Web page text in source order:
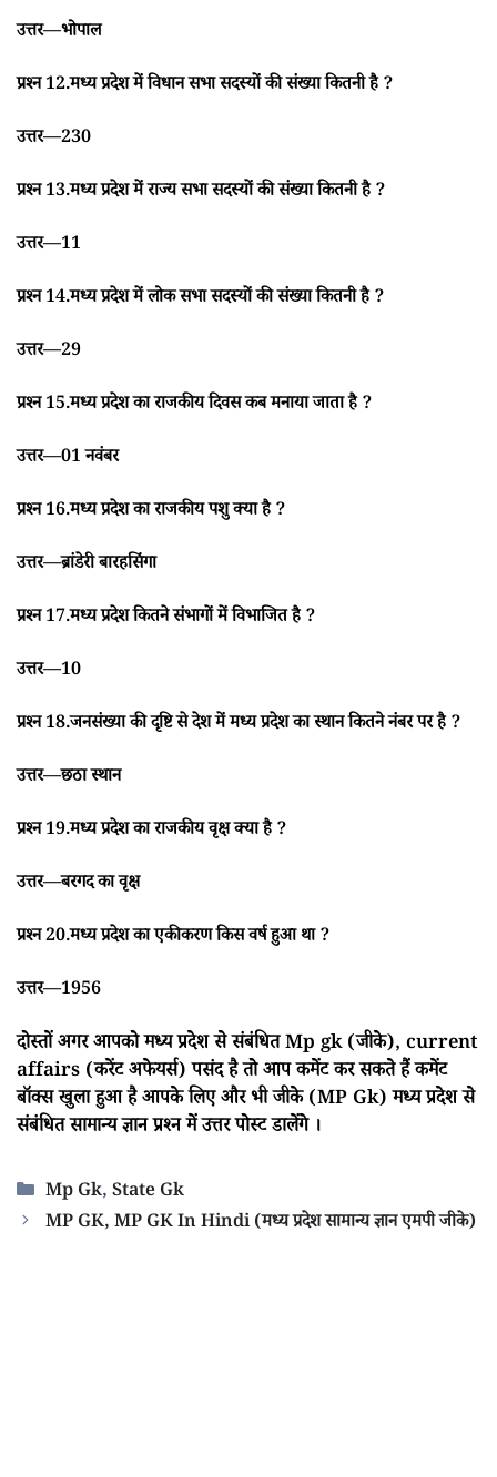
उत्तर—भोपाल
प्रश्न 12.मध्य प्रदेश में विधान सभा सदस्यों की संख्या कितनी है ?
उत्तर—230
प्रश्न 13.मध्य प्रदेश में राज्य सभा सदस्यों की संख्या कितनी है ?
उत्तर—11
प्रश्न 14.मध्य प्रदेश में लोक सभा सदस्यों की संख्या कितनी है ?
उत्तर—29
प्रश्न 15.मध्य प्रदेश का राजकीय दिवस कब मनाया जाता है ?
उत्तर—01 नवंबर
प्रश्न 16.मध्य प्रदेश का राजकीय पशु क्या है ?
उत्तर—ब्रांडेरी बारहसिंगा
प्रश्न 17.मध्य प्रदेश कितने संभागों में विभाजित है ?
उत्तर—10
प्रश्न 18.जनसंख्या की दृष्टि से देश में मध्य प्रदेश का स्थान कितने नंबर पर है ?
उत्तर—छठा स्थान
प्रश्न 19.मध्य प्रदेश का राजकीय वृक्ष क्या है ?
उत्तर—बरगद का वृक्ष
प्रश्न 20.मध्य प्रदेश का एकीकरण किस वर्ष हुआ था ?
उत्तर—1956
दोस्तों अगर आपको मध्य प्रदेश से संबंधित Mp gk (जीके), current
affairs (करेंट अफेयर्स) पसंद है तो आप कमेंट कर सकते हैं कमेंट
बॉक्स खुला हुआ है आपके लिए और भी जीके (MP Gk) मध्य प्रदेश से
संबंधित सामान्य ज्ञान प्रश्न में उत्तर पोस्ट डालेंगे ।
Categories
Mp Gk, State Gk
MP GK, MP GK In Hindi (मध्य प्रदेश सामान्य ज्ञान एमपी जीके)